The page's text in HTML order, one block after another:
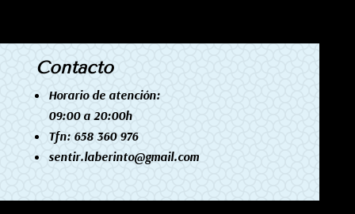
Contacto
Horario de atención:
09:00 a 20:00h
Tfn: 658 360 976
sentir.laberinto@gmail.com